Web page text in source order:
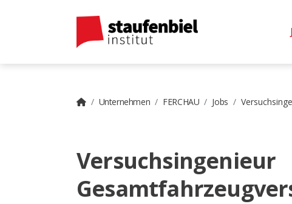
Unternehmen FERCHAU Jobs
Versuchsingenieur